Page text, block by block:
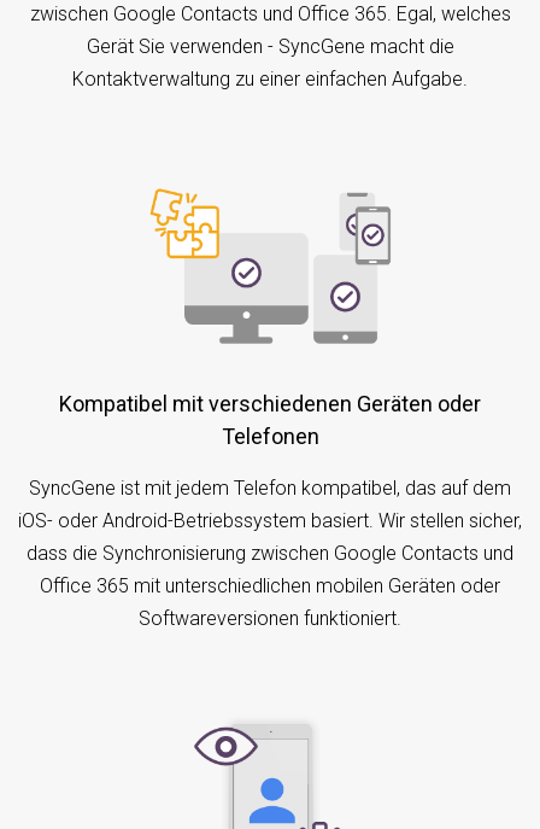
zwischen Google Contacts und Office 365. Egal, welches
Gerät Sie verwenden - SyncGene macht die
Kontaktverwaltung zu einer einfachen Aufgabe.
Kompatibel mit verschiedenen Geräten oder
Telefonen
SyncGene ist mit jedem Telefon kompatibel, das auf dem
iOS- oder Android-Betriebssystem basiert. Wir stellen sicher,
dass die Synchronisierung zwischen Google Contacts und
Office 365 mit unterschiedlichen mobilen Geräten oder
Softwareversionen funktioniert.